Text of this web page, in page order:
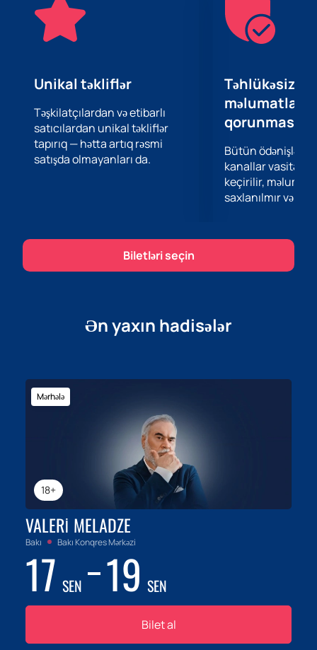
üçün hazırladığı birinci dərəcəli şouya baş çəkərək
özünüzə müsbət enerji və əla əhval-ruhiyyə bəxş edin!
Unikal təkliflər
Təşkilatçılardan və etibarlı
satıcılardan unikal təkliflər
tapırıq — hətta artıq rəsmi
satışda olmayanları da.
Təhlükəsiz
məlumatların
qorunması
Bütün ödənişlər
kanallar
keçirilir,
saxlanılmır və
Biletləri seçin
Ən yaxın hadisələr
18+
Mərhələ
VALERI MELADZE
Bakı Bakı Konqres Mərkəzi
17 SEN 19 SEN
Bilet al